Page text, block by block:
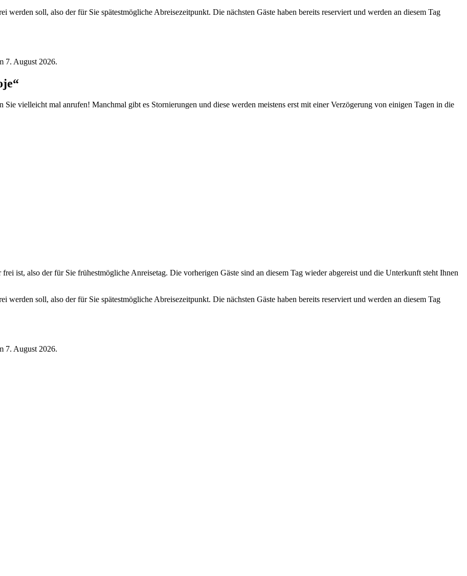
werden soll, also der für Sie spätestmögliche Abreisezeitpunkt. Die nächsten Gäste haben bereits reserviert und werden an diesem Tag
7. August 2026.
vielleicht mal anrufen! Manchmal gibt es Stornierungen und diese werden meistens erst mit einer Verzögerung von einigen Tagen in die
ist, also der für Sie frühestmögliche Anreisetag. Die vorherigen Gäste sind an diesem Tag wieder abgereist und die Unterkunft steht Ihnen
werden soll, also der für Sie spätestmögliche Abreisezeitpunkt. Die nächsten Gäste haben bereits reserviert und werden an diesem Tag
7. August 2026.